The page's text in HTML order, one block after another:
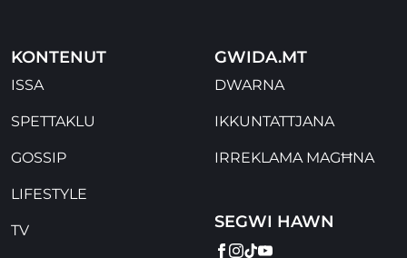
KONTENUT
ISSA
SPETTAKLU
GOSSIP
LIFESTYLE
TV
GWIDA.MT
DWARNA
IKKUNTATTJANA
IRREKLAMA MAGĦNA
SEGWI HAWN
FACEBOOK
INSTAGRAM
TIKTOK
YOUTUBE